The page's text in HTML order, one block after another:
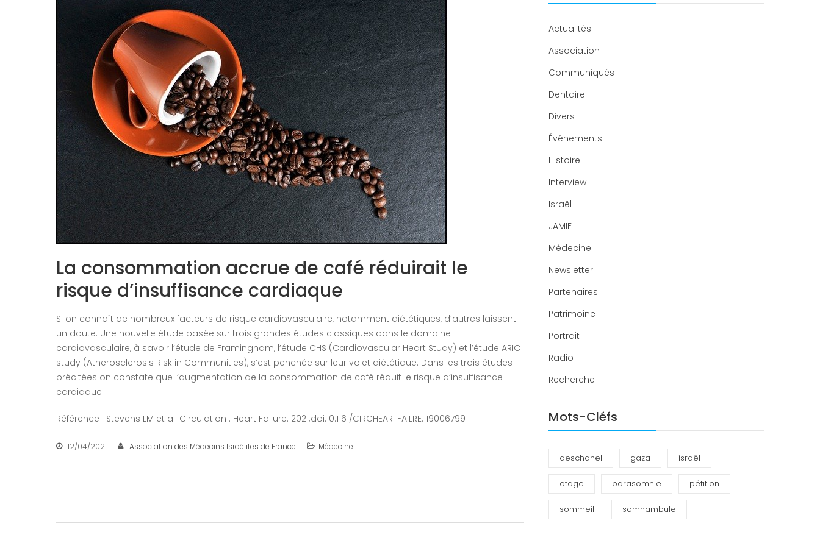
Congrès 2020
La consommation accrue de café réduirait le
risque d’insuffisance cardiaque
Si on connaît de nombreux facteurs de risque cardiovasculaire, notamment diététiques, d’autres laissent
un doute. Une nouvelle étude basée sur trois grandes études classiques dans le domaine
cardiovasculaire, à savoir l’étude de Framingham, l’étude CHS (Cardiovascular Heart Study) et l’étude ARIC
study (Atherosclerosis Risk in Communities), s’est penchée sur leur volet diététique. Dans les trois études
précitées on constate que l’augmentation de la consommation de café réduit le risque d’insuffisance
cardiaque.
Référence : Stevens LM et al. Circulation : Heart Failure. 2021;doi:10.1161/CIRCHEARTFAILRE.119006799
12/04/2021 Association des Médecins Israélites de France Médecine
Actualités
Association
Communiqués
Dentaire
Divers
Événements
Histoire
Interview
Israël
JAMIF
Médecine
Newsletter
Partenaires
Patrimoine
Portrait
Radio
Recherche
Mots-Cléfs
deschanel gaza israël
otage parasomnie pétition
sommeil somnambule